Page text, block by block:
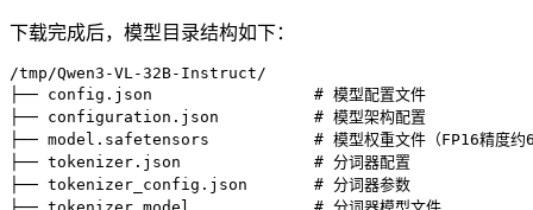
下载完成后，模型目录结构如下：
/tmp/Qwen3-VL-32B-Instruct/
├── config.json                 # 模型配置文件
├── configuration.json          # 模型架构配置
├── model.safetensors           # 模型权重文件（FP16精度约
├── tokenizer.json              # 分词器配置
├── tokenizer_config.json       # 分词器参数